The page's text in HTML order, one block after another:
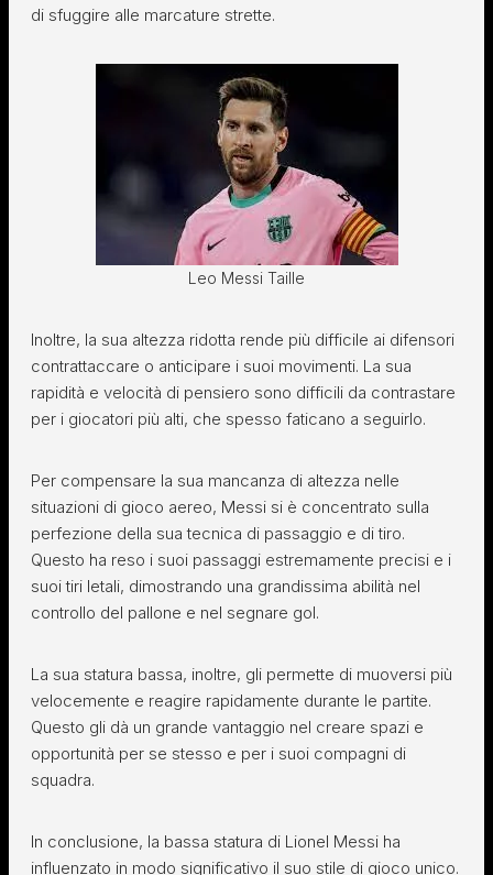
di sfuggire alle marcature strette.
Leo Messi Taille
Inoltre, la sua altezza ridotta rende più difficile ai difensori
contrattaccare o anticipare i suoi movimenti. La sua
rapidità e velocità di pensiero sono difficili da contrastare
per i giocatori più alti, che spesso faticano a seguirlo.
Per compensare la sua mancanza di altezza nelle
situazioni di gioco aereo, Messi si è concentrato sulla
perfezione della sua tecnica di passaggio e di tiro.
Questo ha reso i suoi passaggi estremamente precisi e i
suoi tiri letali, dimostrando una grandissima abilità nel
controllo del pallone e nel segnare gol.
La sua statura bassa, inoltre, gli permette di muoversi più
velocemente e reagire rapidamente durante le partite.
Questo gli dà un grande vantaggio nel creare spazi e
opportunità per se stesso e per i suoi compagni di
squadra.
In conclusione, la bassa statura di Lionel Messi ha
influenzato in modo significativo il suo stile di gioco unico.